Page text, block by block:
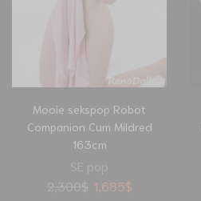
Mooie sekspop Robot
Companion Cum Mildred
163cm
SE pop
2,300$ 1,685$